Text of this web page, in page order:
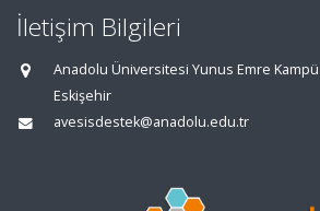
İletişim Bilgileri
Anadolu Üniversitesi Yunus Emre
Eskişehir
avesisdestek@anadolu.edu.tr